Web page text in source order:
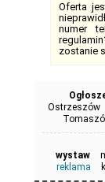
Oferta
numer
zostanie
Ostrzeszów
wystaw
reklama